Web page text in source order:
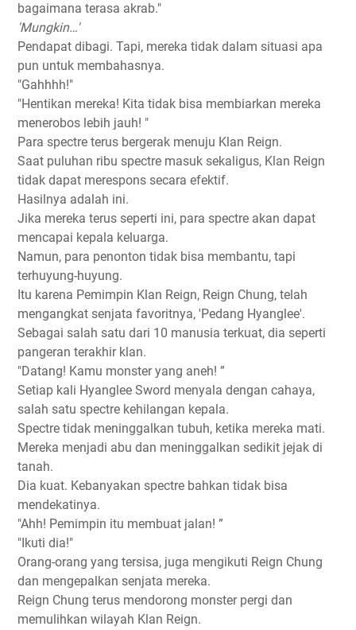
bagaimana terasa akrab."
'Mungkin…'
Pendapat dibagi. Tapi, mereka tidak dalam situasi apa
pun untuk membahasnya.
"Gahhhh!"
"Hentikan mereka! Kita tidak bisa membiarkan mereka
menerobos lebih jauh! "
Para spectre terus bergerak menuju Klan Reign.
Saat puluhan ribu spectre masuk sekaligus, Klan Reign
tidak dapat merespons secara efektif.
Hasilnya adalah ini.
Jika mereka terus seperti ini, para spectre akan dapat
mencapai kepala keluarga.
Namun, para penonton tidak bisa membantu, tapi
terhuyung-huyung.
Itu karena Pemimpin Klan Reign, Reign Chung, telah
mengangkat senjata favoritnya, 'Pedang Hyanglee'.
Sebagai salah satu dari 10 manusia terkuat, dia seperti
pangeran terakhir klan.
"Datang! Kamu monster yang aneh! ”
Setiap kali Hyanglee Sword menyala dengan cahaya,
salah satu spectre kehilangan kepala.
Spectre tidak meninggalkan tubuh, ketika mereka mati.
Mereka menjadi abu dan meninggalkan sedikit jejak di
tanah.
Dia kuat. Kebanyakan spectre bahkan tidak bisa
mendekatinya.
"Ahh! Pemimpin itu membuat jalan! ”
"Ikuti dia!"
Orang-orang yang tersisa, juga mengikuti Reign Chung
dan mengepalkan senjata mereka.
Reign Chung terus mendorong monster pergi dan
memulihkan wilayah Klan Reign.